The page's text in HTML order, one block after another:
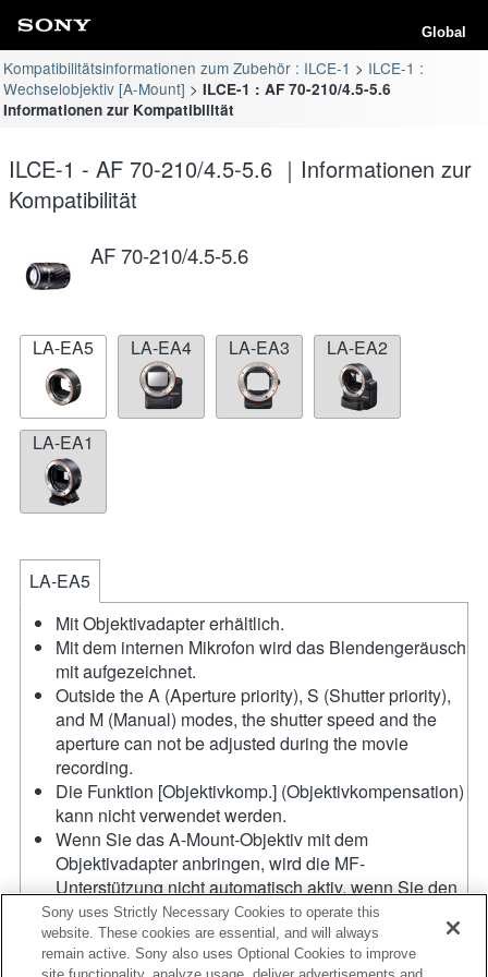
Global
Kompatibilitätsinformationen zum Zubehör : ILCE-1
ILCE-1 :
Wechselobjektiv [A-Mount]
ILCE-1 : AF 70-210/4.5-5.6
Informationen zur Kompatibilität
ILCE-1 - AF 70-210/4.5-5.6 ｜Informationen zur
Kompatibilität
AF 70-210/4.5-5.6
LA-EA5 LA-EA4 LA-EA3 LA-EA2
LA-EA1
LA-EA5
Mit Objektivadapter erhältlich.
Mit dem internen Mikrofon wird das Blendengeräusch
mit aufgezeichnet.
Outside the A (Aperture priority), S (Shutter priority),
and M (Manual) modes, the shutter speed and the
aperture can not be adjusted during the movie
recording.
Die Funktion [Objektivkomp.] (Objektivkompensation)
kann nicht verwendet werden.
Wenn Sie das A-Mount-Objektiv mit dem
Objektivadapter anbringen, wird die MF-
Unterstützung nicht automatisch aktiv, wenn Sie den
Fokussierring drehen. Sie können das Bild
vergrößern, indem Sie die Funktion
"Fokusvergrößerung" oder "MF-Unterstützung" in
Sony uses Strictly Necessary Cookies to operate this
website. These cookies are essential, and will always
remain active. Sony also uses Optional Cookies to improve